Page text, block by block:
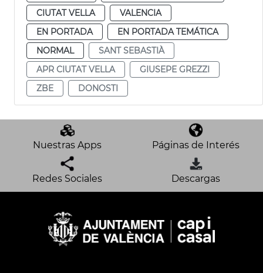
CIUTAT VELLA
VALENCIA
EN PORTADA
EN PORTADA TEMÁTICA
NORMAL
SANT SEBASTIÀ
APR CIUTAT VELLA
GIUSEPE GREZZI
ZBE
DONOSTI
Nuestras Apps Páginas de Interés
Redes Sociales Descargas